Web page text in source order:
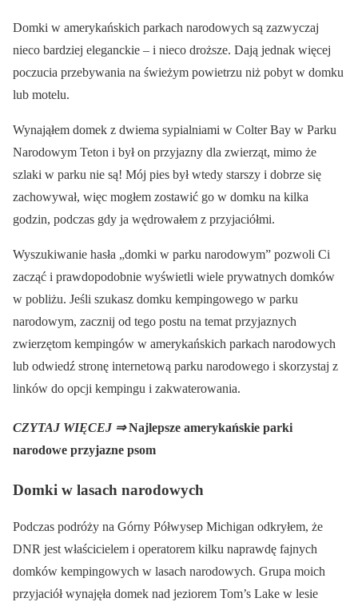
Domki w amerykańskich parkach narodowych są zazwyczaj
nieco bardziej eleganckie – i nieco droższe. Dają jednak więcej
poczucia przebywania na świeżym powietrzu niż pobyt w domku
lub motelu.
Wynająłem domek z dwiema sypialniami w Colter Bay w Parku
Narodowym Teton i był on przyjazny dla zwierząt, mimo że
szlaki w parku nie są! Mój pies był wtedy starszy i dobrze się
zachowywał, więc mogłem zostawić go w domku na kilka
godzin, podczas gdy ja wędrowałem z przyjaciółmi.
Wyszukiwanie hasła „domki w parku narodowym” pozwoli Ci
zacząć i prawdopodobnie wyświetli wiele prywatnych domków
w pobliżu. Jeśli szukasz domku kempingowego w parku
narodowym, zacznij od tego postu na temat przyjaznych
zwierzętom kempingów w amerykańskich parkach narodowych
lub odwiedź stronę internetową parku narodowego i skorzystaj z
linków do opcji kempingu i zakwaterowania.
CZYTAJ WIĘCEJ ⇒Najlepsze amerykańskie parki
narodowe przyjazne psom
Domki w lasach narodowych
Podczas podróży na Górny Półwysep Michigan odkryłem, że
DNR jest właścicielem i operatorem kilku naprawdę fajnych
domków kempingowych w lasach narodowych. Grupa moich
przyjaciół wynajęła domek nad jeziorem Tom’s Lake w lesie